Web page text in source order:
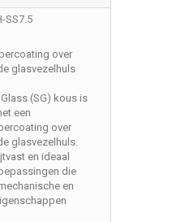
SS7.5
over
glasvezelhuls
(SG) kous is
een
over
glasvezelhuls.
en ideaal
die
en